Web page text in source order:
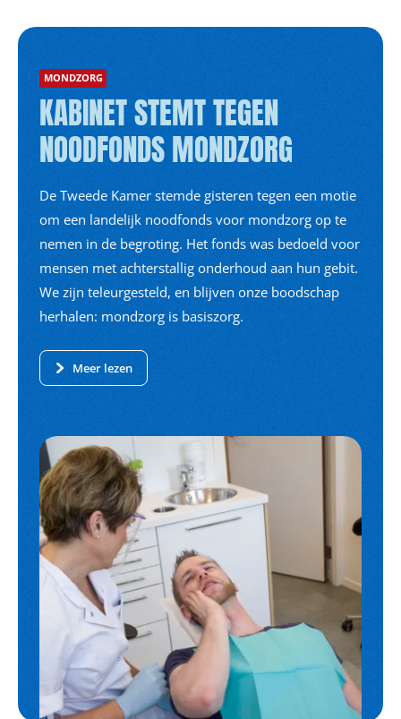
MONDZORG
KABINET STEMT TEGEN
NOODFONDS MONDZORG
De Tweede Kamer stemde gisteren tegen een motie
om een landelijk noodfonds voor mondzorg op te
nemen in de begroting. Het fonds was bedoeld voor
mensen met achterstallig onderhoud aan hun gebit.
We zijn teleurgesteld, en blijven onze boodschap
herhalen: mondzorg is basiszorg.
Meer lezen